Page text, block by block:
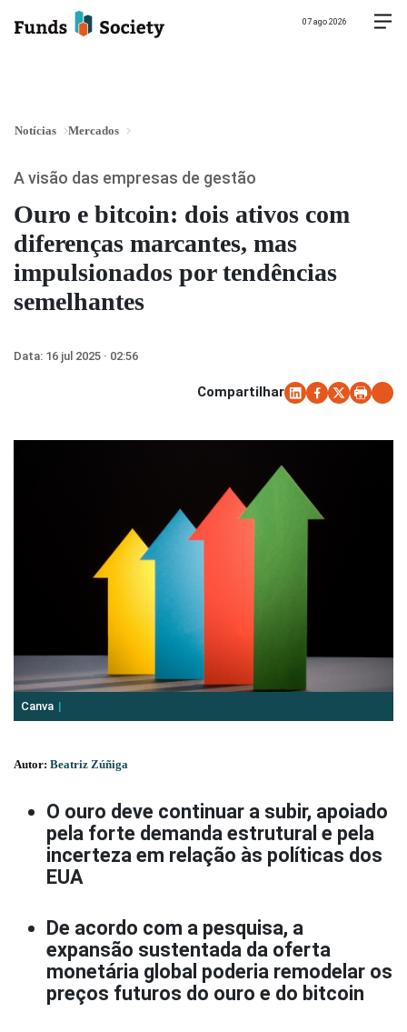
07 ago 2026
Notícias Mercados
Ouro e bitcoin: dois ativos com
diferenças marcantes, mas
impulsionados por tendências
semelhantes
A visão das empresas de gestão
Data: 16 jul 2025 · 02:56
Compartilhar
Canva
Autor: Beatriz Zúñiga
O ouro deve continuar a subir, apoiado
pela forte demanda estrutural e pela
incerteza em relação às políticas dos
EUA
De acordo com a pesquisa, a
expansão sustentada da oferta
monetária global poderia remodelar os
preços futuros do ouro e do bitcoin